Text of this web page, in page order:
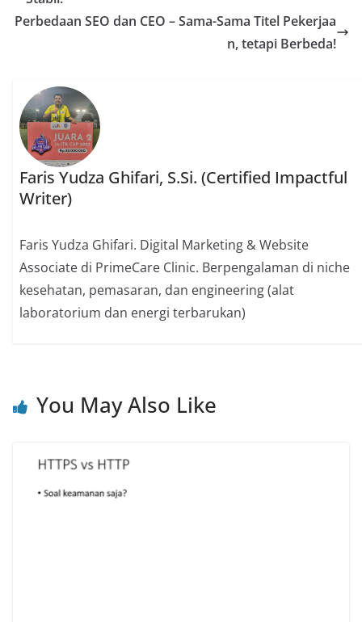
Perbedaan SEO dan CEO – Sama-Sama Titel Pekerjaa
n, tetapi Berbeda!
Faris Yudza Ghifari, S.Si. (Certified Impactful
Writer)
Faris Yudza Ghifari. Digital Marketing & Website
Associate di PrimeCare Clinic. Berpengalaman di niche
kesehatan, pemasaran, dan engineering (alat
laboratorium dan energi terbarukan)
You May Also Like